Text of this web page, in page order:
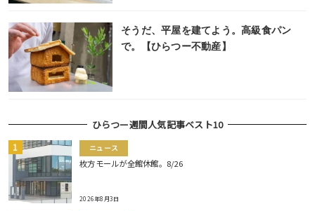
そうだ、平屋を建てよう。高級食パン
で。【ひらつー不動産】
ひらつー週間人気記事ベスト10
ニュース
枚方モールが全館休館。8/26
2026年8月3日